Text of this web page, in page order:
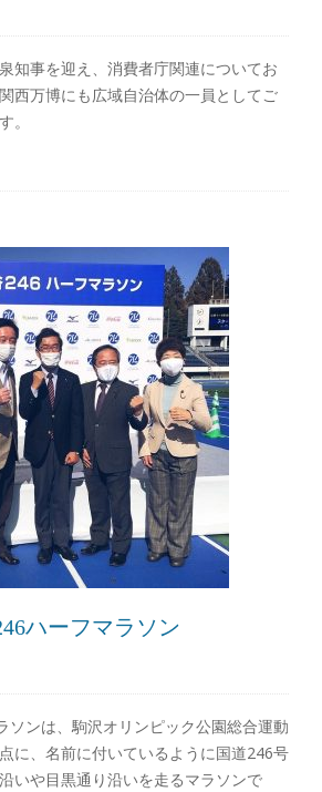
知事を迎え、消費者庁関連についてお
西万博にも広域自治体の一員としてご
。
ハーフマラソン
ソンは、駒沢オリンピック公園総合運動
に、名前に付いているように国道246号
いや目黒通り沿いを走るマラソンで